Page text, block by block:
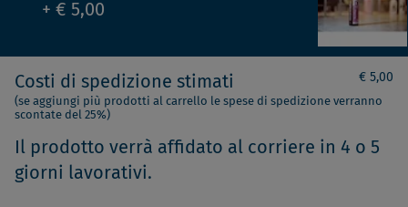
+ € 5,00
Costi di spedizione stimati € 5,00
(se aggiungi più prodotti al carrello le spese di spedizione verranno
scontate del 25%)
Il prodotto verrà affidato al corriere in 4 o 5
giorni lavorativi.